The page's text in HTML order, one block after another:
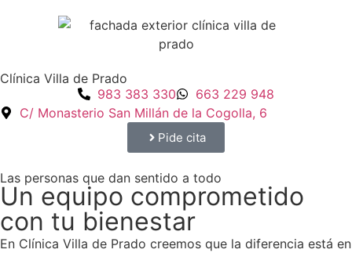
Clínica Villa de Prado
983 383 330
663 229 948
C/ Monasterio San Millán de la Cogolla, 6
Pide cita
Las personas que dan sentido a todo
Un equipo comprometido
con tu bienestar
En Clínica Villa de Prado creemos que la diferencia está en